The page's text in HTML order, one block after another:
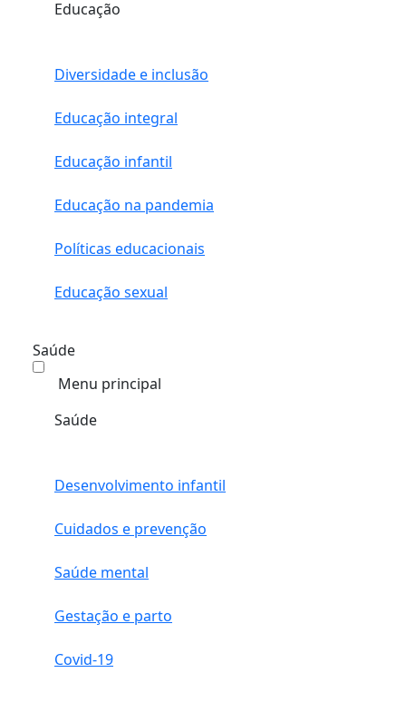
Educação
Diversidade e inclusão
Educação integral
Educação infantil
Educação na pandemia
Políticas educacionais
Educação sexual
Saúde
Menu principal
Saúde
Desenvolvimento infantil
Cuidados e prevenção
Saúde mental
Gestação e parto
Covid-19